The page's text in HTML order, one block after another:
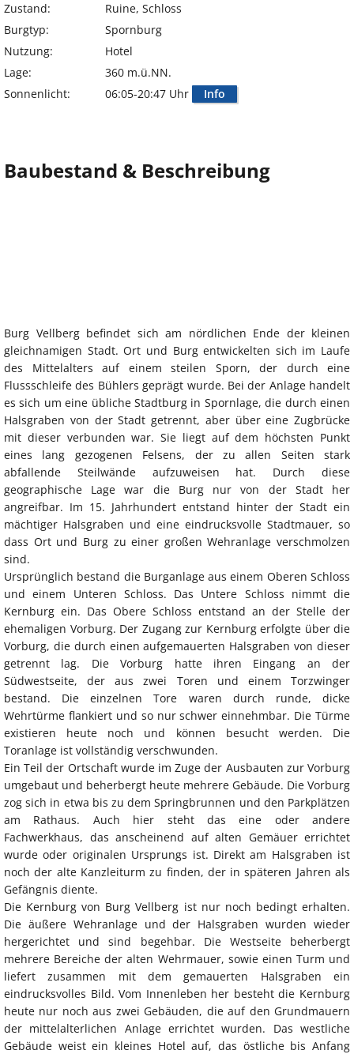
Zustand:
Ruine, Schloss
Burgtyp:
Spornburg
Nutzung:
Hotel
Lage:
360 m.ü.NN.
Sonnenlicht:
06:05-20:47 Uhr Info
Baubestand & Beschreibung
Burg Vellberg befindet sich am nördlichen Ende der kleinen
gleichnamigen Stadt. Ort und Burg entwickelten sich im Laufe
des Mittelalters auf einem steilen Sporn, der durch eine
Flussschleife des Bühlers geprägt wurde. Bei der Anlage handelt
es sich um eine übliche Stadtburg in Spornlage, die durch einen
Halsgraben von der Stadt getrennt, aber über eine Zugbrücke
mit dieser verbunden war. Sie liegt auf dem höchsten Punkt
eines lang gezogenen Felsens, der zu allen Seiten stark
abfallende Steilwände aufzuweisen hat. Durch diese
geographische Lage war die Burg nur von der Stadt her
angreifbar. Im 15. Jahrhundert entstand hinter der Stadt ein
mächtiger Halsgraben und eine eindrucksvolle Stadtmauer, so
dass Ort und Burg zu einer großen Wehranlage verschmolzen
sind.
Ursprünglich bestand die Burganlage aus einem Oberen Schloss
und einem Unteren Schloss. Das Untere Schloss nimmt die
Kernburg ein. Das Obere Schloss entstand an der Stelle der
ehemaligen Vorburg. Der Zugang zur Kernburg erfolgte über die
Vorburg, die durch einen aufgemauerten Halsgraben von dieser
getrennt lag. Die Vorburg hatte ihren Eingang an der
Südwestseite, der aus zwei Toren und einem Torzwinger
bestand. Die einzelnen Tore waren durch runde, dicke
Wehrtürme flankiert und so nur schwer einnehmbar. Die Türme
existieren heute noch und können besucht werden. Die
Toranlage ist vollständig verschwunden.
Ein Teil der Ortschaft wurde im Zuge der Ausbauten zur Vorburg
umgebaut und beherbergt heute mehrere Gebäude. Die Vorburg
zog sich in etwa bis zu dem Springbrunnen und den Parkplätzen
am Rathaus. Auch hier steht das eine oder andere
Fachwerkhaus, das anscheinend auf alten Gemäuer errichtet
wurde oder originalen Ursprungs ist. Direkt am Halsgraben ist
noch der alte Kanzleiturm zu finden, der in späteren Jahren als
Gefängnis diente.
Die Kernburg von Burg Vellberg ist nur noch bedingt erhalten.
Die äußere Wehranlage und der Halsgraben wurden wieder
hergerichtet und sind begehbar. Die Westseite beherbergt
mehrere Bereiche der alten Wehrmauer, sowie einen Turm und
liefert zusammen mit dem gemauerten Halsgraben ein
eindrucksvolles Bild. Vom Innenleben her besteht die Kernburg
heute nur noch aus zwei Gebäuden, die auf den Grundmauern
der mittelalterlichen Anlage errichtet wurden. Das westliche
Gebäude weist ein kleines Hotel auf, das östliche bis Anfang